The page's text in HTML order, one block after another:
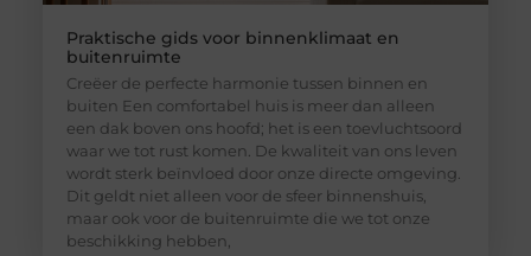
Praktische gids voor binnenklimaat en
buitenruimte
Creëer de perfecte harmonie tussen binnen en
buiten Een comfortabel huis is meer dan alleen
een dak boven ons hoofd; het is een toevluchtsoord
waar we tot rust komen. De kwaliteit van ons leven
wordt sterk beïnvloed door onze directe omgeving.
Dit geldt niet alleen voor de sfeer binnenshuis,
maar ook voor de buitenruimte die we tot onze
beschikking hebben,